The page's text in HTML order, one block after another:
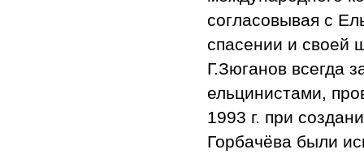
согласовывая с
спасении и своей
Г.Зюганов всегда
ельцинистами,
1993 г. при
Горбачёва были